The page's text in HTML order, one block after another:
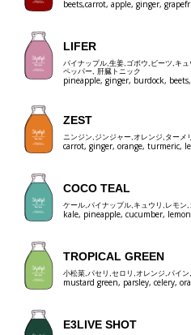
beets,carrot, apple, ginger,
LIFER
パイナップル,生姜,ゴボウ,ビーツ,キ
ペッパー, 肝臓トニック
pineapple, ginger, burdock,
ZEST
ニンジン,ジンジャー,オレンジ,ターメ
carrot, ginger, orange, turmeric,
COCO TEAL
ケール,パイナップル,キュウリ,レモン
kale, pineapple, cucumber,
TROPICAL GREEN
小松菜,パセリ,セロリ,オレンジ,パイン
mustard green, parsley, celery,
E3LIVE SHOT